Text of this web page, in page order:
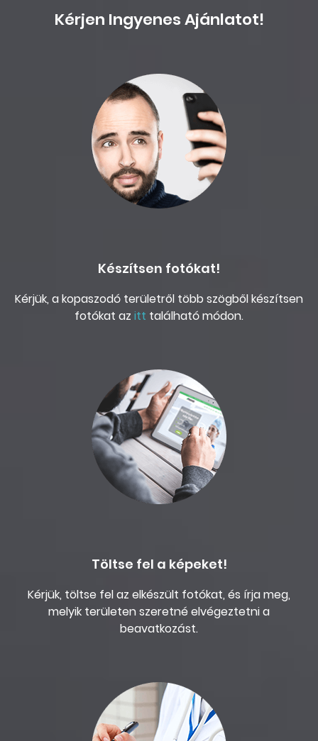
Kérjen Ingyenes Ajánlatot!
Készítsen fotókat!
Kérjük, a kopaszodó területről több szögből készítsen
fotókat az itt található módon.
Töltse fel a képeket!
Kérjük, töltse fel az elkészült fotókat, és írja meg,
melyik területen szeretné elvégeztetni a
beavatkozást.